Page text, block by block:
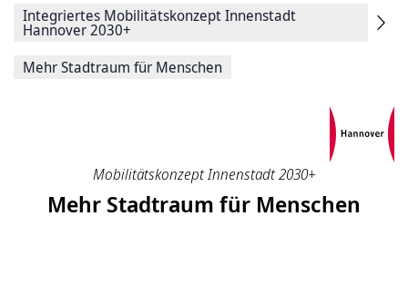
Integriertes Mobilitätskonzept Innenstadt
Hannover 2030+
Mehr Stadtraum für Menschen
Mobilitätskonzept Innenstadt 2030+
Mehr Stadtraum für Menschen